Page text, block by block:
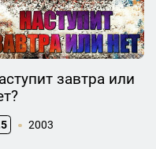
завтра или
2003